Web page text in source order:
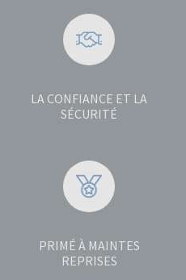
LA CONFIANCE ET LA
SÉCURITÉ
PRIMÉ À MAINTES
REPRISES